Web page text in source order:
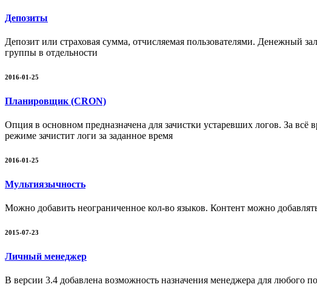
Депозиты
Депозит или страховая сумма, отчисляемая пользователями. Денежный
группы в отдельности
2016-01-25
Планировщик (CRON)
Опция в основном предназначена для зачистки устаревших логов. За
режиме зачистит логи за заданное время
2016-01-25
Мультиязычность
Можно добавить неограниченное кол-во языков. Контент можно
2015-07-23
Личный менеджер
В версии 3.4 добавлена возможность назначения менеджера для любого